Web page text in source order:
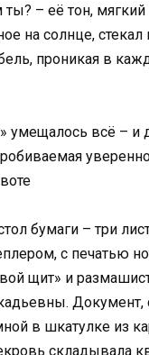
– её тон,
на солнце, стекал
проникая в
умещалось всё – и
бумаги – три
с печатью
щит» и
Документ,
в шкатулке из
складывала